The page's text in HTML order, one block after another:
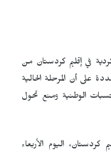
في إقليم كردستان من
على أن المرحلة الحالية
الوطنية ومنع تحول
اليوم الأربعاء